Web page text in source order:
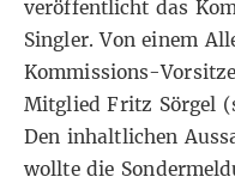
veröffentlicht das
Singler. Von einem
Kommissions-
Mitglied Fritz Sörgel
Den inhaltlichen
wollte die